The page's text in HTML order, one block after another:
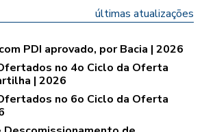
últimas atualizações
PDI aprovado, por Bacia | 2026
no 4o Ciclo da Oferta
| 2026
no 6o Ciclo da Oferta